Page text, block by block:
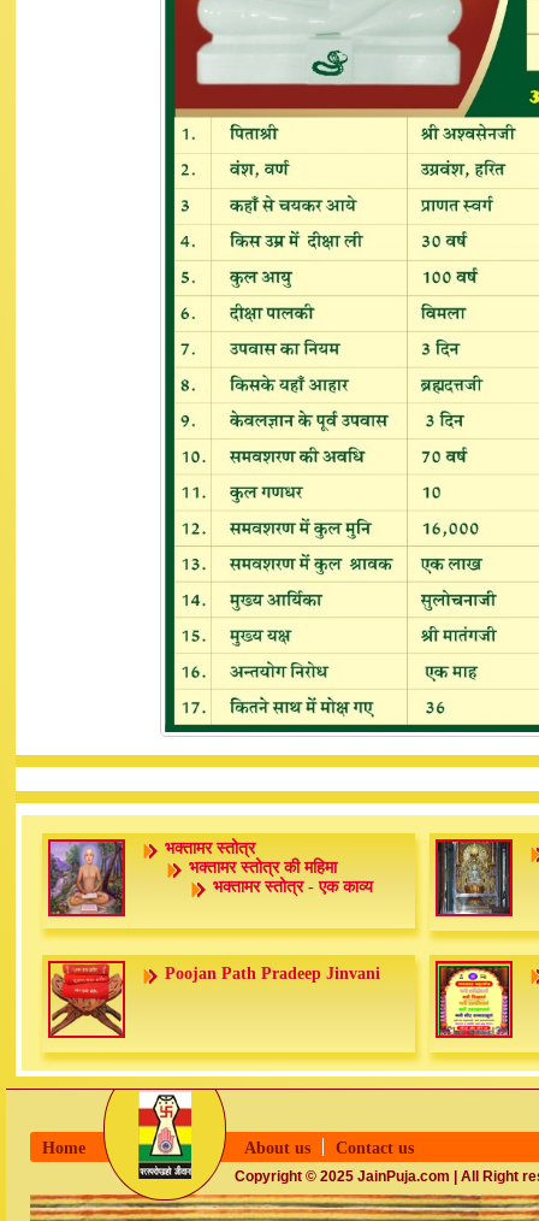
भक्तामर स्तोत्र
भक्तामर स्तोत्र की महिमा
भक्तामर स्तोत्र - एक काव्य
Poojan Path Pradeep Jinvani
Home About us Contact us
Copyright © 2025 JainPuja.com | All Right